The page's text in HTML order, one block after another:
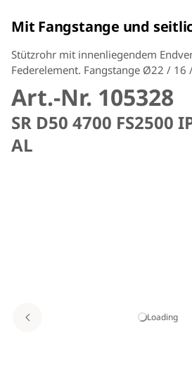
Mit Fangstange und
Stützrohr mit innenliegendem
Federelement. Fangstange Ø22 / 16
Art.-Nr. 105328
SR D50 4700 FS2500
AL
Loading